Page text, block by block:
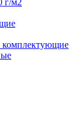
г/м2
комплектующие